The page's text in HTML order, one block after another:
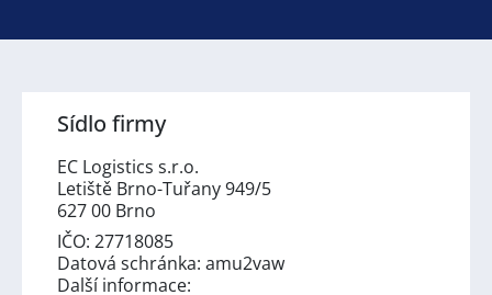
Sídlo firmy
EC Logistics s.r.o.
Letiště Brno-Tuřany 949/5
627 00 Brno
IČO: 27718085
Datová schránka: amu2vaw
Další informace: